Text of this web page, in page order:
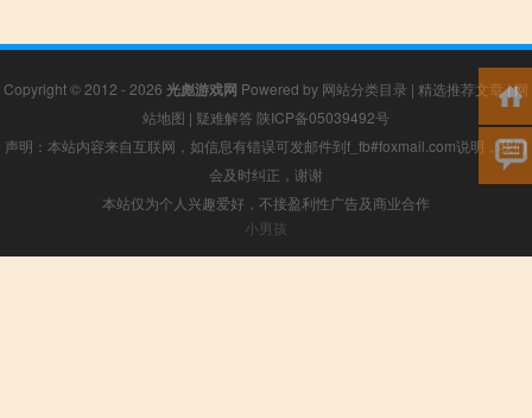
Copyright © 2012 - 2026 光彪游戏网 Powered by 网站分类目录 | 精选推荐文章|网
站地图 | 疑难解答 陕ICP备05039492号
声明：本站内容来自互联网，如信息有错误可发邮件到f_fb#foxmail.com说明，我们
会及时纠正，谢谢
本站仅为个人兴趣爱好，不接盈利性广告及商业合作
小男孩